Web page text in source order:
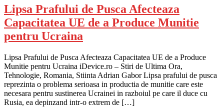
Lipsa Prafului de Pusca Afecteaza
Capacitatea UE de a Produce Munitie
pentru Ucraina
Lipsa Prafului de Pusca Afecteaza Capacitatea UE de a Produce
Munitie pentru Ucraina iDevice.ro – Stiri de Ultima Ora,
Tehnologie, Romania, Stiinta Adrian Gabor Lipsa prafului de pusca
reprezinta o problema serioasa in productia de munitie care este
necesara pentru sustinerea Ucrainei in razboiul pe care il duce cu
Rusia, ea depinzand intr-o extrem de […]